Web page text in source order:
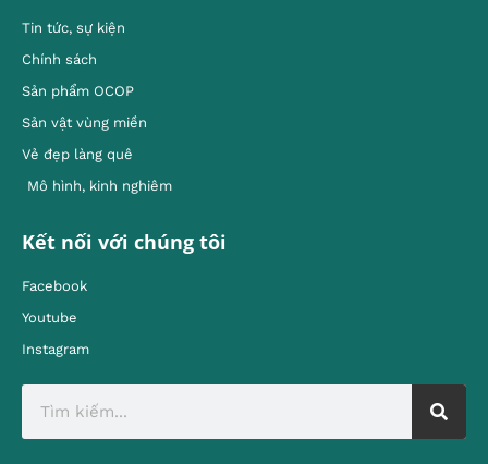
Tin tức, sự kiện
Chính sách
Sản phẩm OCOP
Sản vật vùng miền
Vẻ đẹp làng quê
Mô hình, kinh nghiêm
Kết nối với chúng tôi
Facebook
Youtube
Instagram